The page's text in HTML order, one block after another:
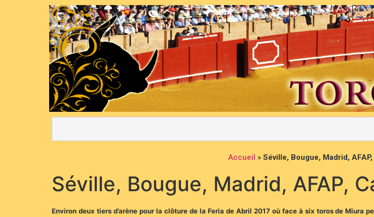
Accueil » Séville, Bougue, Madrid,
Séville, Bougue, Madrid, AFAP,
Environ deux tiers d’arène pour la clôture de la Feria de Abril 2017 où face à six toros de